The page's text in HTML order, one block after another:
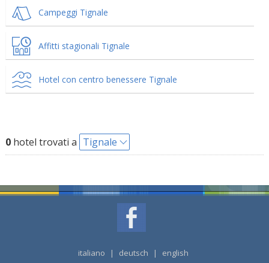
Campeggi Tignale
Affitti stagionali Tignale
Hotel con centro benessere Tignale
0hotel trovati a Tignale
italiano | deutsch | english